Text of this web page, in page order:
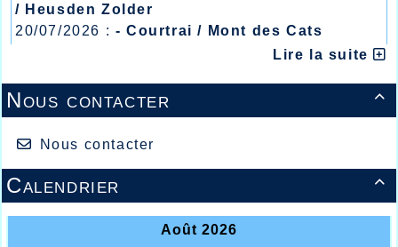
/ Heusden Zolder
20/07/2026 : - Courtrai / Mont des Cats
- Lyon / Meeting Abeilles /Lire la suite

Nous contacter
Nous contacter

Calendrier
d’Estaimpuis, chez nos voisins Belges, était